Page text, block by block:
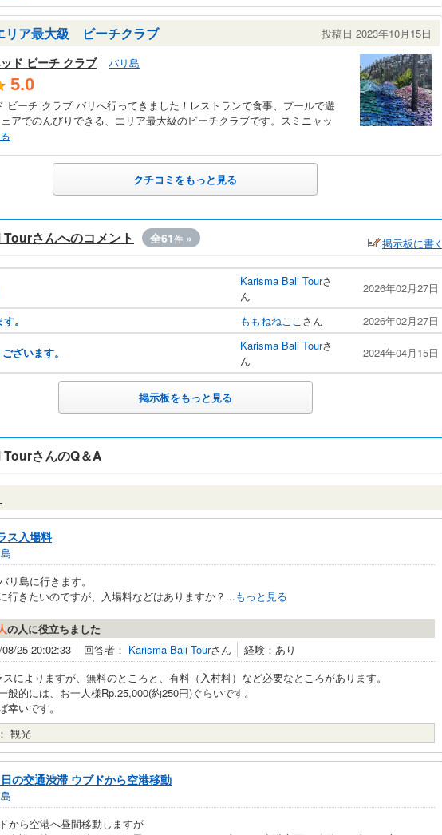
リア最大級 ビーチクラブ 投稿日 2023年10月15日
ド ビーチ クラブ バリ島
5.0
ビーチ クラブ バリへ行ってきました！レストランで食事、プールで遊
アでのんびりできる、エリア最大級のビーチクラブです。スミニャッ
クチコミをもっと見る
さんへのコメント 全61件 » 掲示板に書く
Karisma Bali Tourさ
ん
2026年02月27日
。 ももねねここさん 2026年02月27日
ざいます。 Karisma Bali Tourさ
ん
2024年04月15日
掲示板をもっと見る
さんのQ＆A
ス入場料
リ島に行きます。
行きたいのですが、入場料などはありますか？...もっと見る
の人に役立ちました
25 20:02:33
回答者： Karisma Bali Tourさん
経験：あり
によりますが、無料のところと、有料（入村料）など必要なところがあります。
般的には、お一人様Rp.25,000(約250円)ぐらいです。
幸いです。
観光
の交通渋滞 ウブドから空港移動
から空港へ昼間移動しますが